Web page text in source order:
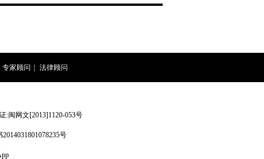
专家顾问 法律顾问
:闽网文[2013]1120-053号
号